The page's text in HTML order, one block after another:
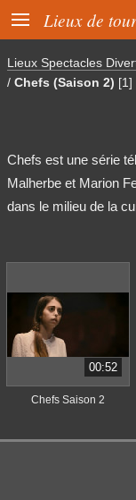
 Lieux de
Lieux Spectacles
/ Chefs (Saison 2) [1]
Chefs est une série
Malherbe et Marion
dans le milieu de la
00:52
Chefs Saison 2